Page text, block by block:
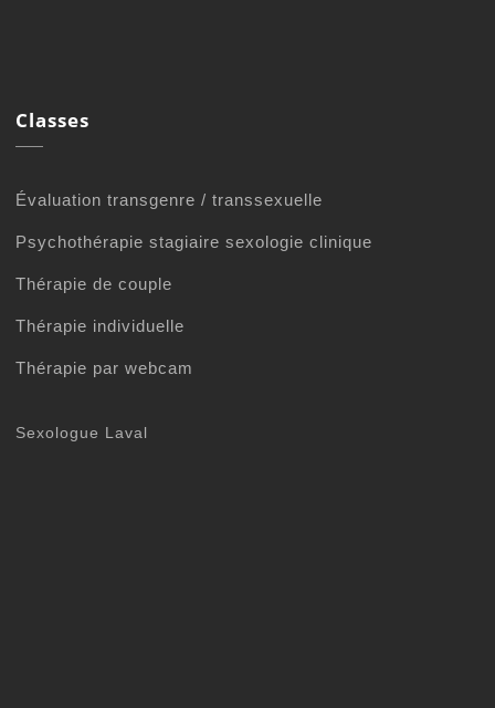
Classes
Évaluation transgenre / transsexuelle
Psychothérapie stagiaire sexologie clinique
Thérapie de couple
Thérapie individuelle
Thérapie par webcam
Sexologue Laval